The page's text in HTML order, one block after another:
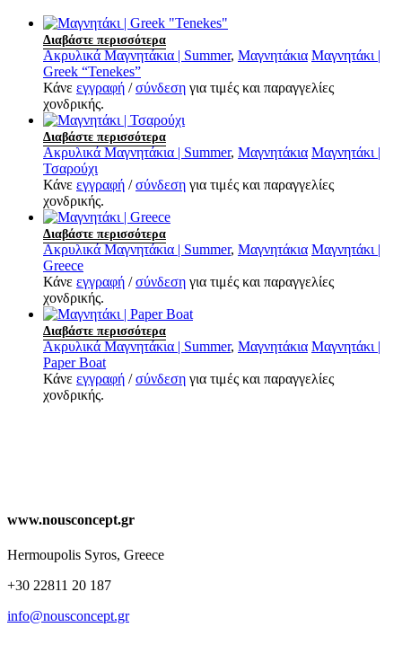
Διαβάστε περισσότερα
Ακρυλικά Μαγνητάκια | Summer, Μαγνητάκια Μαγνητάκι |
Greek “Tenekes”
Κάνε εγγραφή /σύνδεση για τιμές και παραγγελίες
χονδρικής.
Διαβάστε περισσότερα
Ακρυλικά Μαγνητάκια | Summer, Μαγνητάκια Μαγνητάκι |
Τσαρούχι
Κάνε εγγραφή /σύνδεση για τιμές και παραγγελίες
χονδρικής.
Διαβάστε περισσότερα
Ακρυλικά Μαγνητάκια | Summer, Μαγνητάκια Μαγνητάκι |
Greece
Κάνε εγγραφή /σύνδεση για τιμές και παραγγελίες
χονδρικής.
Διαβάστε περισσότερα
Ακρυλικά Μαγνητάκια | Summer, Μαγνητάκια Μαγνητάκι |
Paper Boat
Κάνε εγγραφή /σύνδεση για τιμές και παραγγελίες
χονδρικής.
www.nousconcept.gr
Hermoupolis Syros, Greece
+30 22811 20 187
info@nousconcept.gr